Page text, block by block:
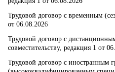
Трудовой договор с временным
от 06.08.2026
Трудовой договор с
совместительству, редакция 1 от
Трудовой договор с иностранным